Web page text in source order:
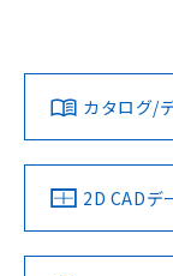
ダウンロードデー
みください。
ソフトウェアの使
対応済み
中国 RoHS 注
カタログ/
2D CADデ
す。